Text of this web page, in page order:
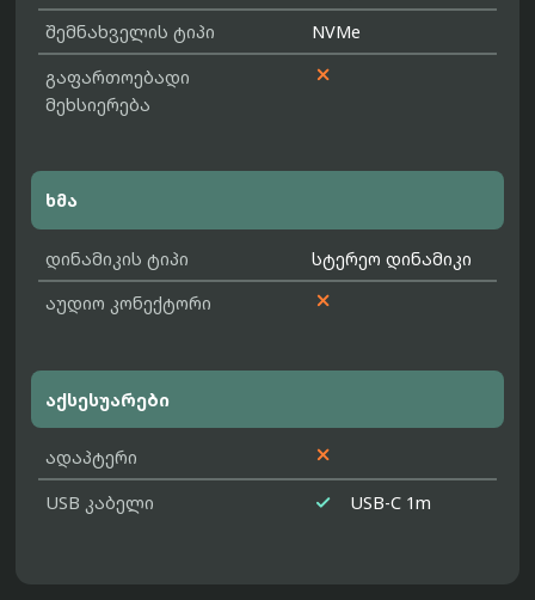
შემნახველის ტიპი
NVMe
გაფართოებადი
მეხსიერება

ხმა
დინამიკის ტიპი
სტერეო დინამიკი
აუდიო კონექტორი

აქსესუარები
ადაპტერი 
USB კაბელი  USB-C 1m